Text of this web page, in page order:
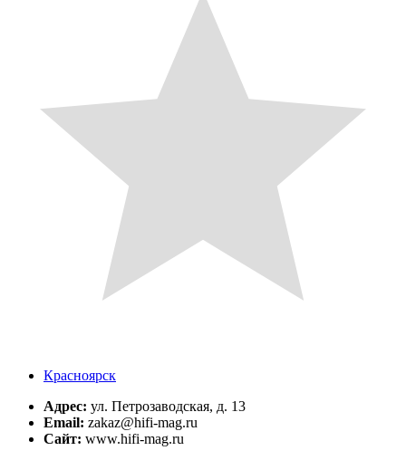
Красноярск
Адрес: ул. Петрозаводская, д. 13
Email: zakaz@hifi-mag.ru
Сайт: www.hifi-mag.ru